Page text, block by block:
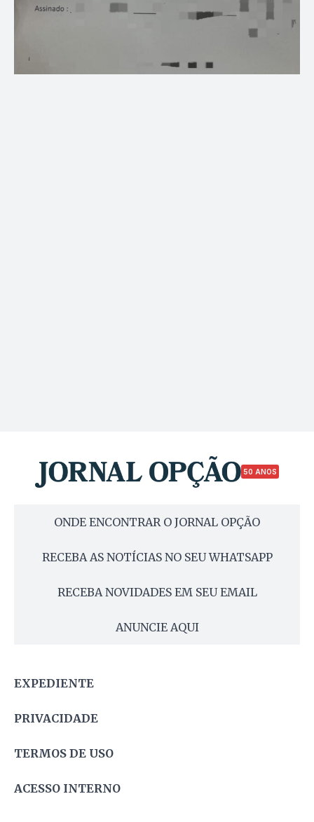
50 ANOS
ONDE ENCONTRAR O JORNAL OPÇÃO
RECEBA AS NOTÍCIAS NO SEU WHATSAPP
RECEBA NOVIDADES EM SEU EMAIL
ANUNCIE AQUI
EXPEDIENTE
PRIVACIDADE
TERMOS DE USO
ACESSO INTERNO